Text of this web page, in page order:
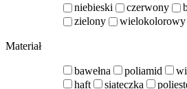
niebieski
czerwony
zielony
wielokolorowy
Materiał
bawełna poliamid
haft
siateczka